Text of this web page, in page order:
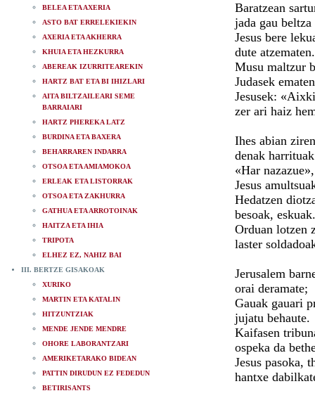
BELEA ETA AXERIA
ASTO BAT ERRELEKIEKIN
AXERIA ETA AKHERRA
KHUIA ETA HEZKURRA
ABEREAK IZURRITEAREKIN
HARTZ BAT ETA BI IHIZLARI
AITA BILTZAILEARI SEME
BARRAIARI
HARTZ PHEREKA LATZ
BURDINA ETA BAXERA
BEHARRAREN INDARRA
OTSOA ETA AMIAMOKOA
ERLEAK ETA LISTORRAK
OTSOA ETA ZAKHURRA
GATHUA ETA ARROTOINAK
HAITZA ETA IHIA
TRIPOTA
ELHEZ EZ, NAHIZ BAI
III. BERTZE GISAKOAK
XURIKO
MARTIN ETA KATALIN
HITZUNTZIAK
MENDE JENDE MENDRE
OHORE LABORANTZARI
AMERIKETARAKO BIDEAN
PATTIN DIRUDUN EZ FEDEDUN
BETIRISANTS
Baratzean
jada gau beltza
Jesus bere
dute atzematen.
Musu maltzur
Judasek
Jesusek:
zer ari haiz
Ihes abian ziren
denak
«Har
Jesus
Hedatzen
besoak, eskuak.
Orduan lotzen
laster
Jerusalem
orai deramate;
Gauak gauari
jujatu behaute.
Kaifasen
ospeka da
Jesus pasoka,
hantxe